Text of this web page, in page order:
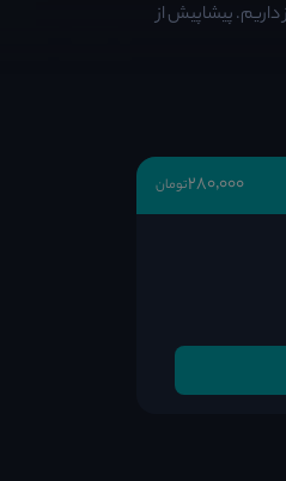
نیاز داریم. پیشاپیش از
280٬000تومان